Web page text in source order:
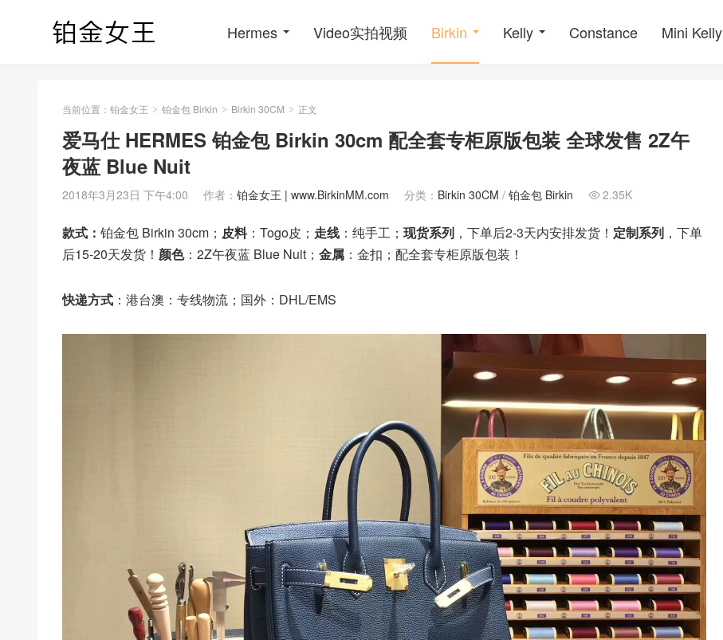
Hermes Video实拍视频 Birkin Kelly Constance Mini Kelly
当前位置： 铂金女王 > 铂金包 Birkin > Birkin 30CM > 正文
爱马仕 HERMES 铂金包 Birkin 30cm 配全套专柜原版包装 全球发售 2Z午
夜蓝 Blue Nuit
2018年3月23日 下午4:00 作者： 铂金女王 | www.BirkinMM.com 分类： Birkin 30CM / 铂金包 Birkin  2.35K
款式： 铂金包 Birkin 30cm； 皮料：Togo皮； 走线 ：纯手工； 现货系列 ，下单后2-3天内安排发货！ 定制系列 ，下单
后15-20天发货！ 颜色：2Z午夜蓝 Blue Nuit； 金属 ：金扣；配全套专柜原版包装！
快递方式 ：港台澳：专线物流；国外：DHL/EMS